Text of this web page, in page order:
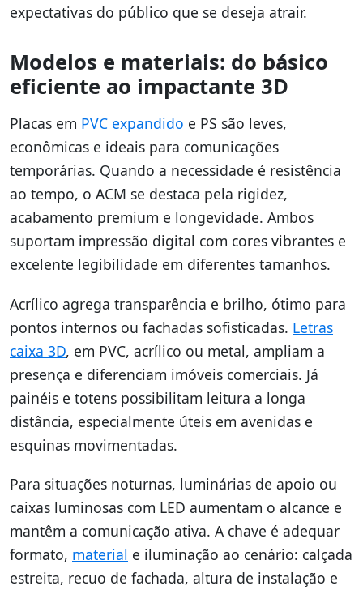
expectativas do público que se deseja atrair.
Modelos e materiais: do básico
eficiente ao impactante 3D
Placas em PVC expandido e PS são leves,
econômicas e ideais para comunicações
temporárias. Quando a necessidade é resistência
ao tempo, o ACM se destaca pela rigidez,
acabamento premium e longevidade. Ambos
suportam impressão digital com cores vibrantes e
excelente legibilidade em diferentes tamanhos.
Acrílico agrega transparência e brilho, ótimo para
pontos internos ou fachadas sofisticadas. Letras
caixa 3D, em PVC, acrílico ou metal, ampliam a
presença e diferenciam imóveis comerciais. Já
painéis e totens possibilitam leitura a longa
distância, especialmente úteis em avenidas e
esquinas movimentadas.
Para situações noturnas, luminárias de apoio ou
caixas luminosas com LED aumentam o alcance e
mantêm a comunicação ativa. A chave é adequar
formato, material e iluminação ao cenário: calçada
estreita, recuo de fachada, altura de instalação e